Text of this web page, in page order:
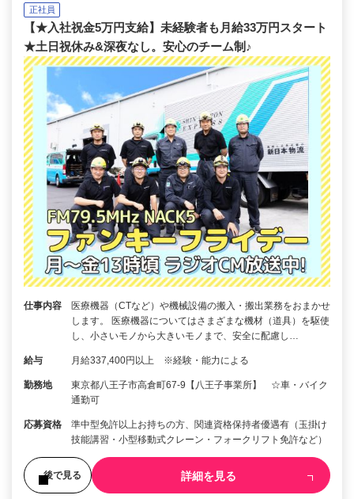
正社員
【★入社祝金5万円支給】未経験者も月給33万円スタート
★土日祝休み&深夜なし。安心のチーム制♪
仕事内容
医療機器（CTなど）や機械設備の搬入・搬出業務をおまかせ
します。 医療機器についてはさまざまな機材（道具）を駆使
し、小さいモノから大きいモノまで、安全に配慮し…
給与 月給337,400円以上 ※経験・能力による
勤務地
東京都八王子市高倉町67-9【八王子事業所】 ☆車・バイク
通勤可
応募資格
準中型免許以上お持ちの方、関連資格保持者優遇有（玉掛け
技能講習・小型移動式クレーン・フォークリフト免許など）
後で見る 詳細を見る